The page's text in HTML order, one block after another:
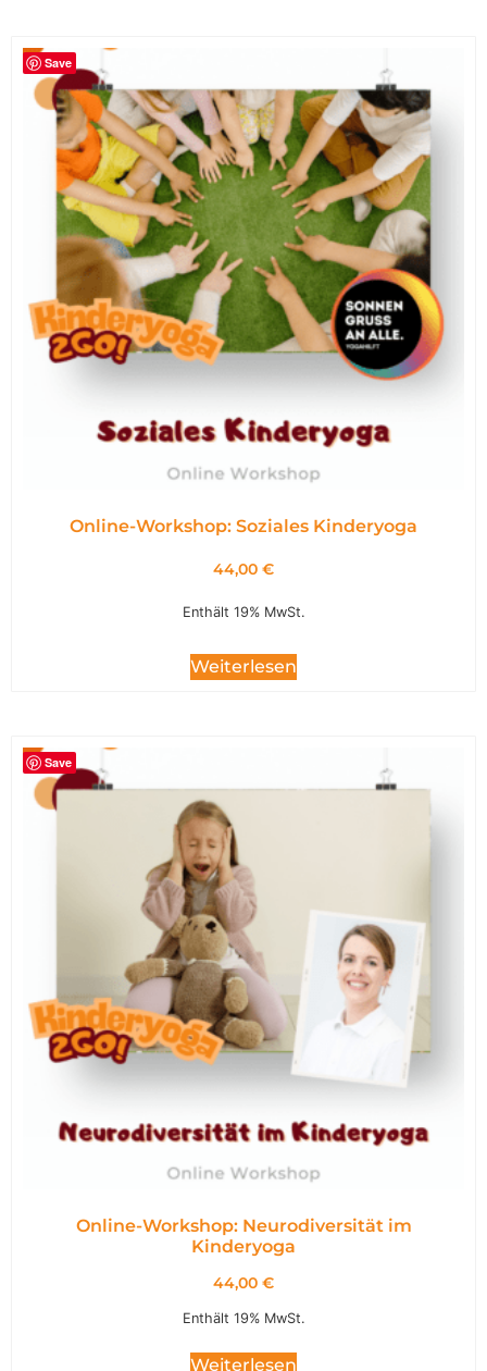
Save
Online-Workshop: Soziales Kinderyoga
44,00 €
Enthält 19% MwSt.
Weiterlesen
Save
Online-Workshop: Neurodiversität im
Kinderyoga
44,00 €
Enthält 19% MwSt.
Weiterlesen